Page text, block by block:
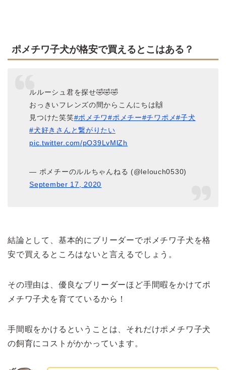
ポメチワ子犬が格安で買えるとこはある？
ルルーシュ君を探せ🤣🤣🤣
おっきいフレンズの間からこんにちは🙌
見つけた笑笑#ポメチワ#ポメチー#チワポメ#子犬
#犬好きさんと繋がりたい
pic.twitter.com/pO39LvMlZh
— ポメチーのルルちゃんねる (@lelouch0530)
September 17, 2020
結論として、基本的にブリーダーでポメチワ子犬を格
安で買えるところはないと言えるでしょう。
その理由は、優良なブリーダーほど手間暇をかけてポ
メチワ子犬を育てているから！
手間暇をかけるということは、それだけポメチワ子犬
の飼育にコストがかかっています。